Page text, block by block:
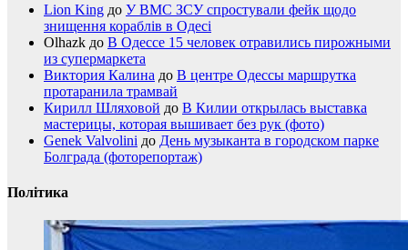
Lion King до У ВМС ЗСУ спростували фейк щодо
знищення кораблів в Одесі
Olhazk до В Одессе 15 человек отравились пирожными
из супермаркета
Виктория Калина до В центре Одессы маршрутка
протаранила трамвай
Кирилл Шляховой до В Килии открылась выставка
мастерицы, которая вышивает без рук (фото)
Genek Valvolini до День музыканта в городском парке
Болграда (фоторепортаж)
Політика